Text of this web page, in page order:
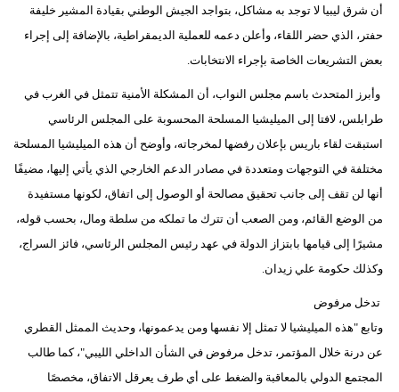
أن شرق ليبيا لا توجد به مشاكل، بتواجد الجيش الوطني بقيادة المشير خليفة
حفتر، الذي حضر اللقاء، وأعلن دعمه للعملية الديمقراطية، بالإضافة إلى إجراء
بعض التشريعات الخاصة بإجراء الانتخابات.
وأبرز المتحدث باسم مجلس النواب، أن المشكلة الأمنية تتمثل في الغرب في
طرابلس، لافتا إلى الميليشيا المسلحة المحسوبة على المجلس الرئاسي
استبقت لقاء باريس بإعلان رفضها لمخرجاته، وأوضح أن هذه الميليشيا المسلحة
مختلفة في التوجهات ومتعددة في مصادر الدعم الخارجي الذي يأتي إليها، مضيفًا
أنها لن تقف إلى جانب تحقيق مصالحة أو الوصول إلى اتفاق، لكونها مستفيدة
من الوضع القائم، ومن الصعب أن تترك ما تملكه من سلطة ومال، بحسب قوله،
مشيرًا إلى قيامها بابتزاز الدولة في عهد رئيس المجلس الرئاسي، فائز السراج،
وكذلك حكومة علي زيدان.
تدخل مرفوض
وتابع "هذه الميليشيا لا تمثل إلا نفسها ومن يدعمونها، وحديث الممثل القطري
عن درنة خلال المؤتمر، تدخل مرفوض في الشأن الداخلي الليبي"، كما طالب
المجتمع الدولي بالمعاقبة والضغط على أي طرف يعرقل الاتفاق، مخصصًا